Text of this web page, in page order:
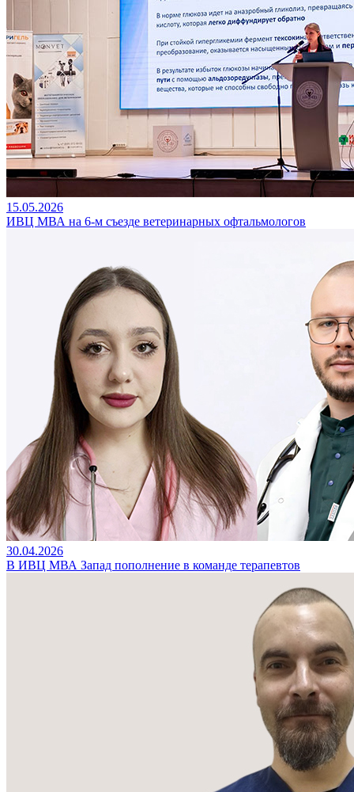
15.05.2026
ИВЦ МВА на 6-м съезде ветеринарных офтальмологов
30.04.2026
В ИВЦ МВА Запад пополнение в команде терапевтов